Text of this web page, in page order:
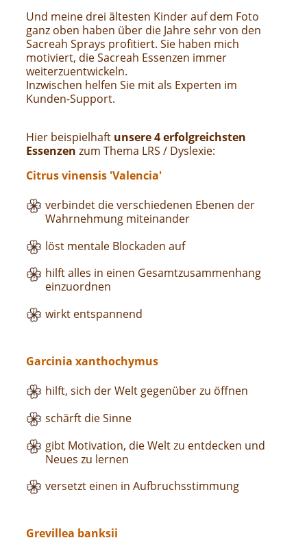
Und meine drei ältesten Kinder auf dem Foto
ganz oben haben über die Jahre sehr von den
Sacreah Sprays profitiert. Sie haben mich
motiviert, die Sacreah Essenzen immer
weiterzuentwickeln.
Inzwischen helfen Sie mit als Experten im
Kunden-Support.
Hier beispielhaft unsere 4 erfolgreichsten
Essenzenzum Thema LRS / Dyslexie:
Citrus vinensis 'Valencia'
verbindet die verschiedenen Ebenen der
Wahrnehmung miteinander
löst mentale Blockaden auf
hilft alles in einen Gesamtzusammenhang
einzuordnen
wirkt entspannend
Garcinia xanthochymus
hilft, sich der Welt gegenüber zu öffnen
schärft die Sinne
gibt Motivation, die Welt zu entdecken und
Neues zu lernen
versetzt einen in Aufbruchsstimmung
Grevillea banksii